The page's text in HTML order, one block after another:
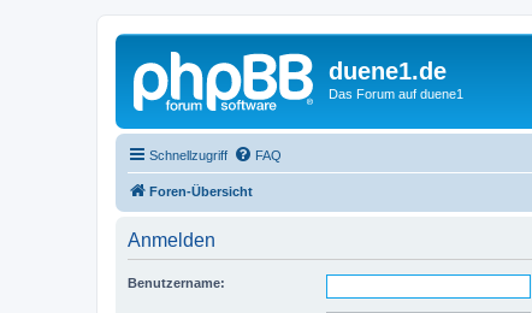
duene1.de
Das Forum auf duene1
Schnellzugriff FAQ
Foren-Übersicht
Anmelden
Benutzername: